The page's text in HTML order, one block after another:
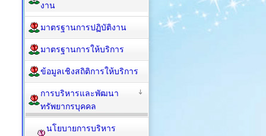
งาน
มาตรฐานการปฏิบัติงาน
มาตรฐานการให้บริการ
ข้อมูลเชิงสถิติการให้บริการ
การบริหารและพัฒนา
ทรัพยากรบุคคล
นโยบายการบริหาร